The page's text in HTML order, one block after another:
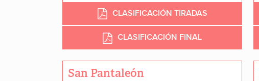
CLASIFICACIÓN TIRADAS
CLASIFICACIÓN FINAL
San Pantaleón